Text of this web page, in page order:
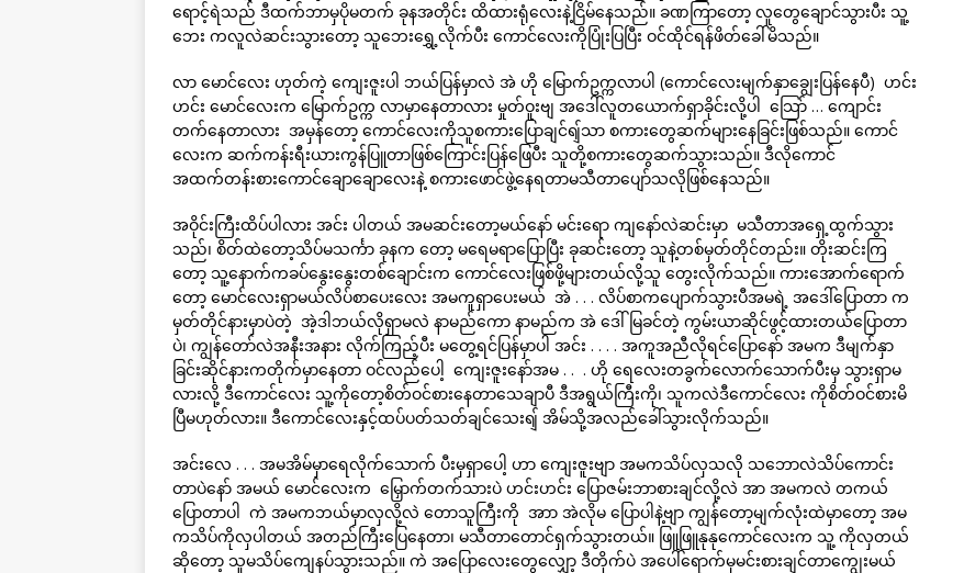
ရောင့်ရဲသည် ဒီထက်ဘာမှပိုမတက် ခုနအတိုင်း ထိထားရုံလေးနဲ့ငြိမ်နေသည်။ ခဏကြာတော့ လူတွေချောင်သွားပီး သူ့
ဘေး ကလူလဲဆင်းသွားတော့ သူဘေးရွှေ့လိုက်ပီး ကောင်လေးကိုပြုံးပြပြီး ဝင်ထိုင်ရန်ဖိတ်ခေါ်မိသည်။
လာ မောင်လေး ဟုတ်ကဲ့ ကျေးဇူးပါ ဘယ်ပြန်မှာလဲ အဲ ဟို မြောက်ဥက္ကလာပါ (ကောင်လေးမျက်နှာချွေးပြန်နေပီ) ဟင်း
ဟင်း မောင်လေးက မြောက်ဥက္က လာမှာနေတာလား မှုတ်ဝူးဗျ အဒေါ်လူတယောက်ရှာခိုင်းလို့ပါ သြော် … ကျောင်း
တက်နေတာလား အမှန်တော့ ကောင်လေးကိုသူစကားပြောချင်ရျ်သာ စကားတွေဆက်များနေခြင်းဖြစ်သည်။ ကောင်
လေးက ဆက်ကန်းရီးယားကွန်ပြူတာဖြစ်ကြောင်းပြန်ဖြေပီး သူတို့စကားတွေဆက်သွားသည်။ ဒီလိုကောင်
အထက်တန်းစားကောင်ချောချောလေးနဲ့ စကားဖောင်ဖွဲ့နေရတာမသီတာပျော်သလိုဖြစ်နေသည်။
အဝိုင်းကြီးထိပ်ပါလား အင်း ပါတယ် အမဆင်းတော့မယ်နော် မင်းရော ကျနော်လဲဆင်းမှာ မသီတာအရှေ့ထွက်သွား
သည်၊ စိတ်ထဲတော့သိပ်မသင်္ကာ ခုနက တော့ မရေမရာပြောပြီး ခုဆင်းတော့ သူနဲ့တစ်မှတ်တိုင်တည်း။ တိုးဆင်းကြ
တော့ သူ့နောက်ကခပ်နွေးနွေးတစ်ချောင်းက ကောင်လေးဖြစ်ဖို့များတယ်လို့သူ တွေးလိုက်သည်။ ကားအောက်ရောက်
တော့ မောင်လေးရှာမယ်လိပ်စာပေးလေး အမကူရှာပေးမယ် အဲ . . . လိပ်စာကပျောက်သွားပီအမရဲ့ အဒေါ်ပြောတာ က
မှတ်တိုင်နားမှာပဲတဲ့ အဲ့ဒါဘယ်လိုရှာမလဲ နာမည်ကော နာမည်က အဲ ဒေါ်မြခင်တဲ့ ကွမ်းယာဆိုင်ဖွင့်ထားတယ်ပြောတာ
ပဲ၊ ကျွန်တော်လဲအနီးအနား လိုက်ကြည့်ပီး မတွေ့ရင်ပြန်မှာပါ အင်း . . . . အကူအညီလိုရင်ပြောနော် အမက ဒီမျက်နှာ
ခြင်းဆိုင်နားကတိုက်မှာနေတာ ဝင်လည်ပေါ့ ကျေးဇူးနော်အမ . . . ဟို ရေလေးတခွက်လောက်သောက်ပီးမှ သွားရှာမ
လားလို့ ဒီကောင်လေး သူ့ကိုတော့စိတ်ဝင်စားနေတာသေချာပီ ဒီအရွယ်ကြီးကို၊ သူကလဲဒီကောင်လေး ကိုစိတ်ဝင်စားမိ
ပြီမဟုတ်လား။ ဒီကောင်လေးနှင့်ထပ်ပတ်သတ်ချင်သေးရျ် အိမ်သို့အလည်ခေါ်သွားလိုက်သည်။
အင်းလေ . . . အမအိမ်မှာရေလိုက်သောက် ပီးမှရှာပေါ့ ဟာ ကျေးဇူးဗျာ အမကသိပ်လှသလို သဘောလဲသိပ်ကောင်း
တာပဲနော် အမယ် မောင်လေးက မြှောက်တက်သားပဲ ဟင်းဟင်း ပြောဇမ်းဘာစားချင်လို့လဲ အာ အမကလဲ တကယ်
ပြောတာပါ ကဲ အမကဘယ်မှာလှလို့လဲ တောသူကြီးကို အာာ အဲလိုမ ပြောပါနဲ့ဗျာ ကျွန်တော့မျက်လုံးထဲမှာတော့ အမ
ကသိပ်ကိုလှပါတယ် အတည်ကြီးပြေနေတာ၊ မသီတာတောင်ရှက်သွားတယ်။ ဖြူဖြူနုနုကောင်လေးက သူ့ ကိုလှတယ်
ဆိုတော့ သူမသိပ်ကျေနပ်သွားသည်။ ကဲ အပြောလေးတွေလျှော့ ဒီတိုက်ပဲ အပေါ်ရောက်မှမင်းစားချင်တာကျွေးမယ်